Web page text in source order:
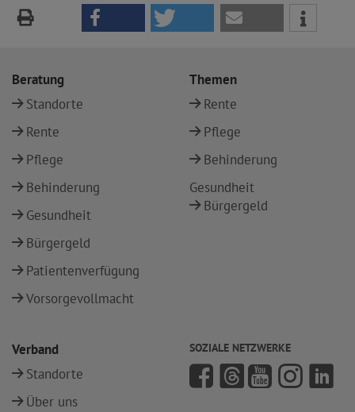
Beratung
Standorte
Rente
Pflege
Behinderung
Gesundheit
Bürgergeld
Patientenverfügung
Vorsorgevollmacht
Themen
Rente
Pflege
Behinderung
Gesundheit
Bürgergeld
Verband
Standorte
Über uns
SOZIALE NETZWERKE